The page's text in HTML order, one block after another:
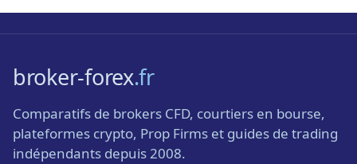
broker-forex.fr
Comparatifs de brokers CFD, courtiers en bourse,
plateformes crypto, Prop Firms et guides de trading
indépendants depuis 2008.